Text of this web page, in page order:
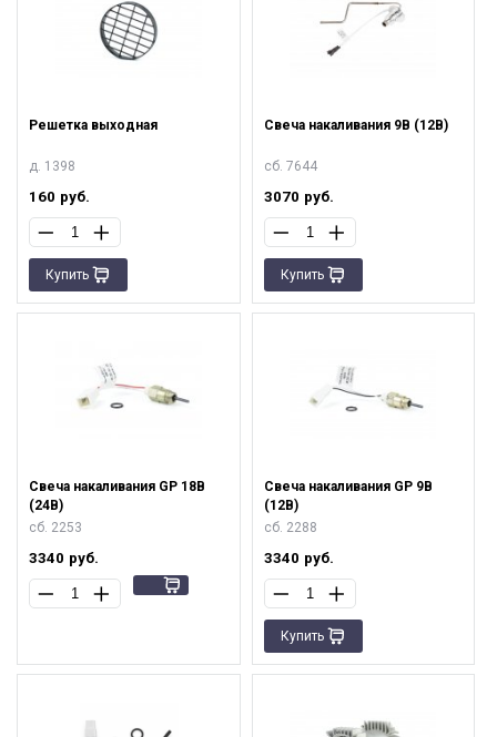
Решетка выходная
д. 1398
160 руб.
Купить
Свеча накаливания 9В (12В)
сб. 7644
3070 руб.
Купить
Свеча накаливания GP 18В
(24В)
сб. 2253
3340 руб.
Свеча накаливания GP 9В
(12В)
сб. 2288
3340 руб.
Купить